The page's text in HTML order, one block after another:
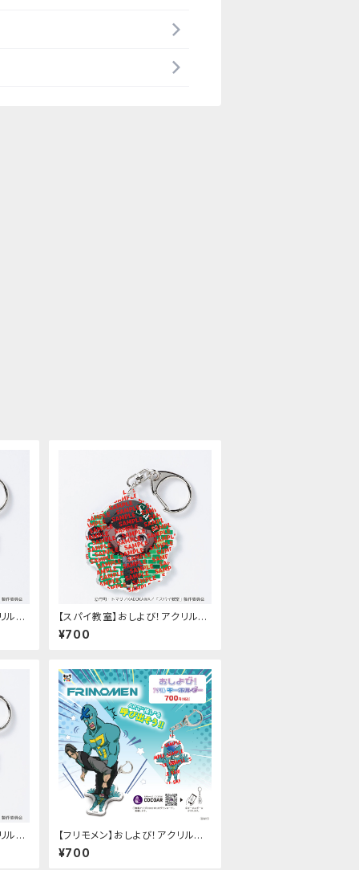
ルキ
【スパイ教室】おしよび！アクリルキ
ーホルダー（サラ）
¥700
ルキ
【フリモメン】おしよび！アクリルキ
ーホルダー（フリモメン）
¥700